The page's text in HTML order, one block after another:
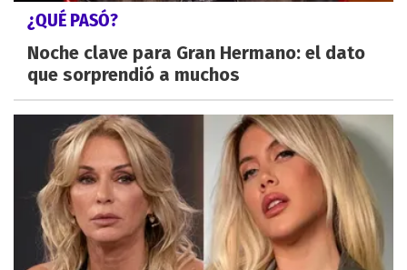
¿QUÉ PASÓ?
Noche clave para Gran Hermano: el dato
que sorprendió a muchos